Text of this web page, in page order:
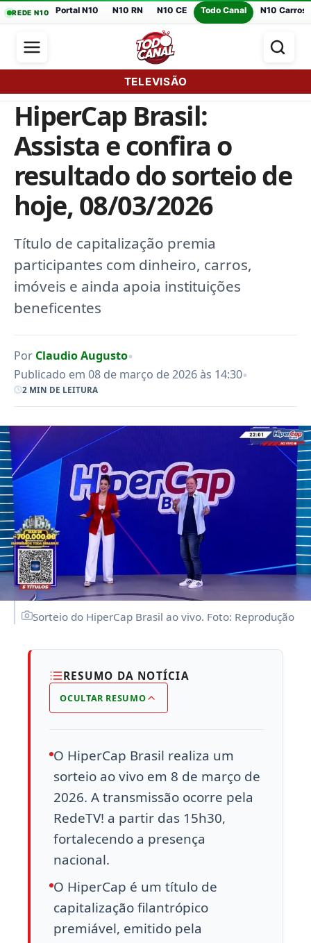
REDE N10 Portal N10 N10 RN N10 CE Todo Canal N10 Carros
TELEVISÃO
HiperCap Brasil:
Assista e confira o
resultado do sorteio de
hoje, 08/03/2026
Título de capitalização premia
participantes com dinheiro, carros,
imóveis e ainda apoia instituições
beneficentes
Por Claudio Augusto•
Publicado em 08 de março de 2026 às 14:30•
2 MIN DE LEITURA
Sorteio do HiperCap Brasil ao vivo. Foto: Reprodução
RESUMO DA NOTÍCIA
OCULTAR RESUMO
O HiperCap Brasil realiza um
sorteio ao vivo em 8 de março de
2026. A transmissão ocorre pela
RedeTV! a partir das 15h30,
fortalecendo a presença
nacional.
O HiperCap é um título de
capitalização filantrópico
premiável, emitido pela